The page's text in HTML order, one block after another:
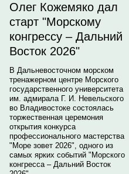
Олег Кожемяко дал
старт "Морскому
конгрессу – Дальний
Восток 2026"
В Дальневосточном морском
тренажерном центре Морского
государственного университета
им. адмирала Г. И. Невельского
во Владивостоке состоялась
торжественная церемония
открытия конкурса
профессионального мастерства
"Море зовет 2026", одного из
самых ярких событий "Морского
конгресса – Дальний Восток